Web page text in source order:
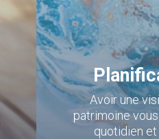
Avoir une
patrimoine
quotidien